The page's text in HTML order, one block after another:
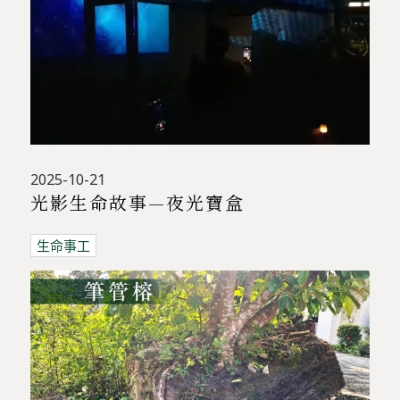
2025-10-21
光影生命故事—夜光寶盒
生命事工